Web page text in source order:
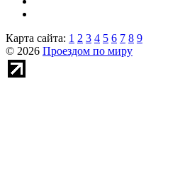
Карта сайта: 1 2 3 4 5 6 7 8 9
© 2026 Проездом по миру